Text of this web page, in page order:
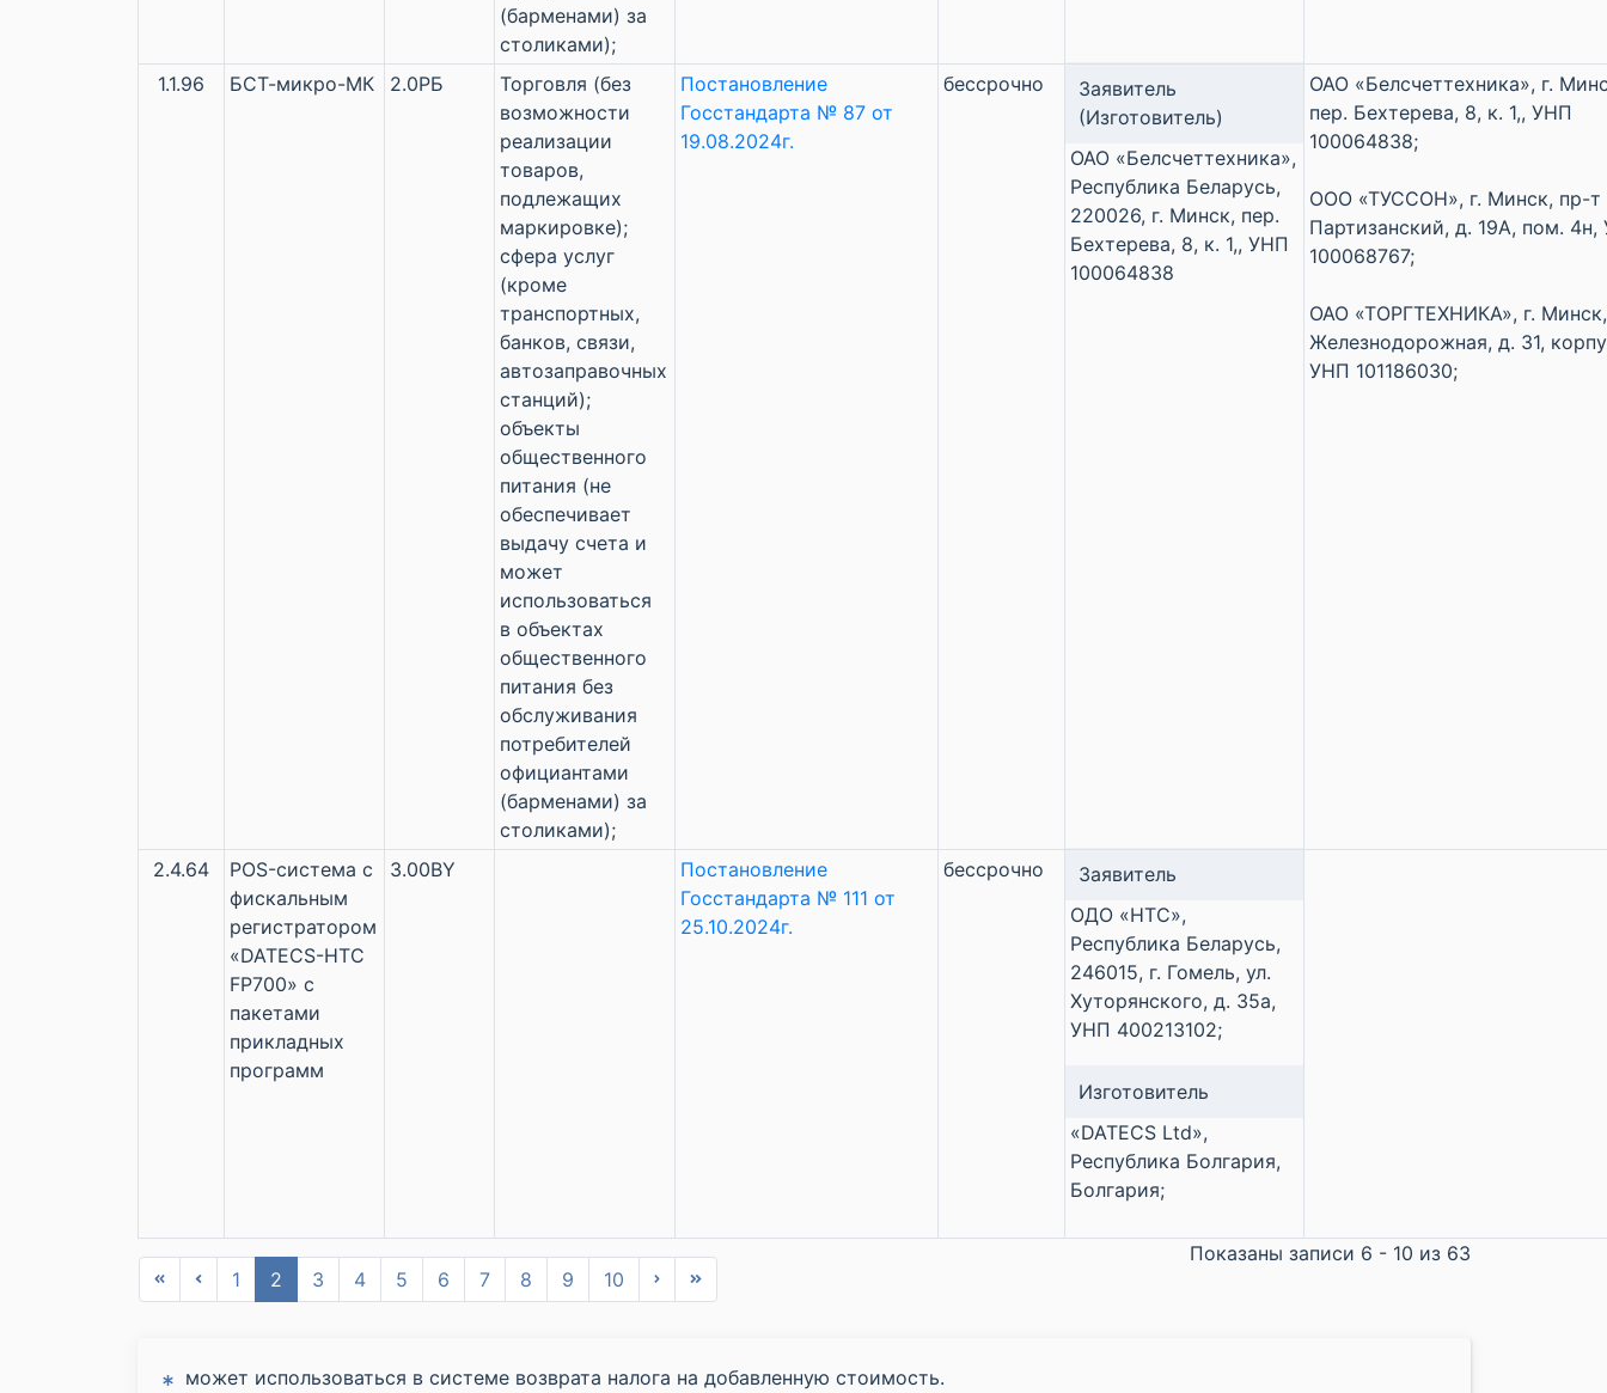
(барменами) за
столиками);
1.1.96 БСТ-микро-МК 2.0РБ
Торговля (без
возможности
реализации
товаров,
подлежащих
маркировке);
сфера услуг
(кроме
транспортных,
банков, связи,
автозаправочных
станций);
объекты
общественного
питания (не
обеспечивает
выдачу счета и
может
использоваться
в объектах
общественного
питания без
обслуживания
потребителей
официантами
(барменами) за
столиками);
Постановление
Госстандарта № 87 от
19.08.2024г.
бессрочно
Заявитель
(Изготовитель)
ОАО «Белсчеттехника»,
Республика Беларусь,
220026, г. Минск, пер.
Бехтерева, 8, к. 1,, УНП
100064838
ОАО «Белсчеттехника», г.
пер. Бехтерева, 8, к. 1,, УНП
100064838;
ООО «ТУССОН», г. Минск, пр-т
Партизанский, д. 19А, пом.
100068767;
ОАО «ТОРГТЕХНИКА», г.
Железнодорожная, д. 31,
УНП 101186030;
2.4.64
POS-система с
фискальным
регистратором
«DATECS-НТС
FP700» с
пакетами
прикладных
программ
3.00BY
Постановление
Госстандарта № 111 от
25.10.2024г.
бессрочно
Заявитель
ОДО «НТС»,
Республика Беларусь,
246015, г. Гомель, ул.
Хуторянского, д. 35а,
УНП 400213102;
Изготовитель
«DATECS Ltd»,
Республика Болгария,
Болгария;
1 2 3 4 5 6 7 8 9 10
Показаны записи 6 - 10 из 63
может использоваться в системе возврата налога на добавленную стоимость.